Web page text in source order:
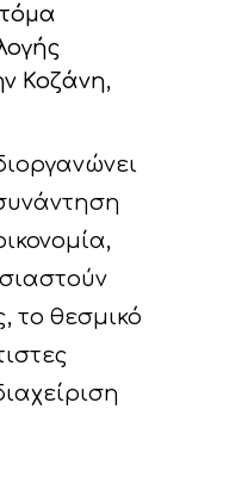
Κοζάνη,
το θεσμικό